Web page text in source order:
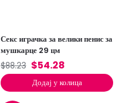
Секс играчка за велики пенис за
мушкарце 29 цм
$88.23 $54.28
Додај у колица